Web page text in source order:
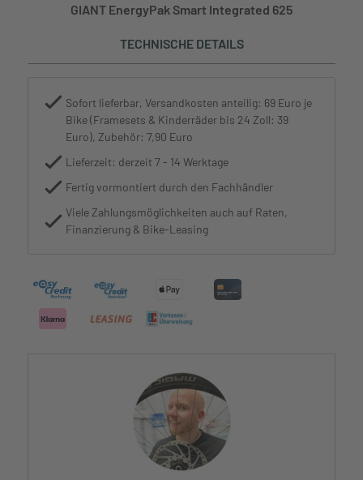
GIANT EnergyPak Smart Integrated 625
TECHNISCHE DETAILS
Sofort lieferbar, Versandkosten anteilig: 69 Euro je
Bike (Framesets & Kinderräder bis 24 Zoll: 39
Euro), Zubehör: 7,90 Euro
Lieferzeit: derzeit 7 - 14 Werktage
Fertig vormontiert durch den Fachhändler
Viele Zahlungsmöglichkeiten auch auf Raten,
Finanzierung & Bike-Leasing